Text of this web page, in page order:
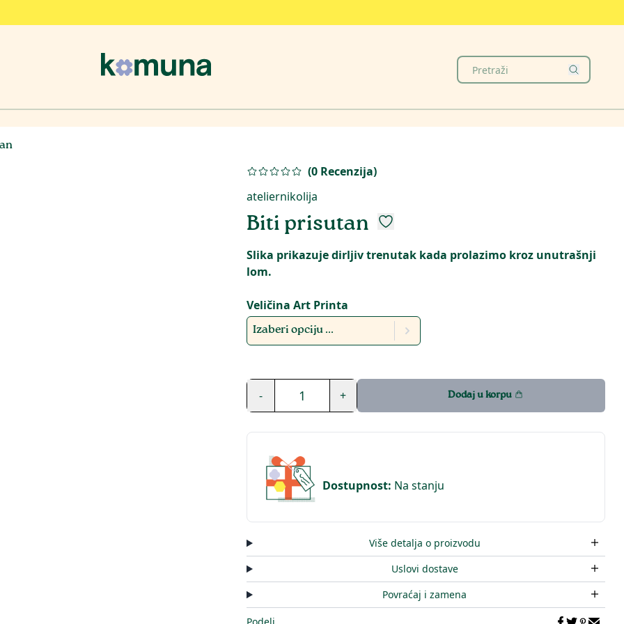
(0 Recenzija)
ateliernikolija
Biti prisutan
Slika prikazuje dirljiv trenutak kada prolazimo kroz unutrašnji
lom.
Veličina Art Printa
Izaberi opciju ...
- 1 + Dodaj u korpu
Dostupnost: Na stanju
Više detalja o proizvodu
Uslovi dostave
Povraćaj i zamena